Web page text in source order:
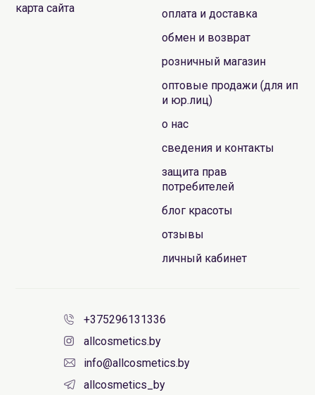
карта сайта
оплата и доставка
обмен и возврат
розничный магазин
оптовые продажи (для ип
и юр.лиц)
о нас
сведения и контакты
защита прав
потребителей
блог красоты
отзывы
личный кабинет
+375296131336
allcosmetics.by
info@allcosmetics.by
allcosmetics_by